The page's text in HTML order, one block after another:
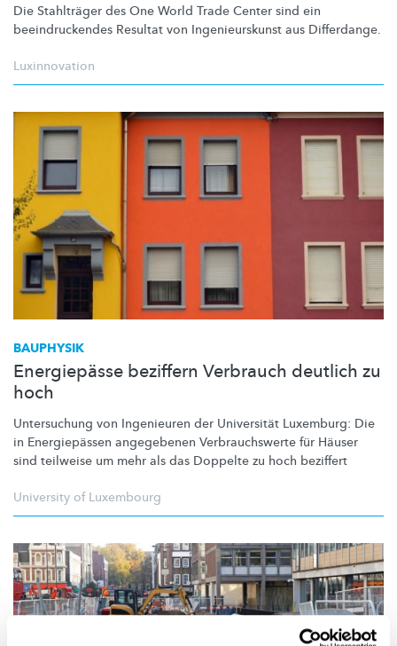
Die Stahlträger des One World Trade Center sind ein
beeindruckendes Resultat von Ingenieurskunst aus Differdange.
Luxinnovation
BAUPHYSIK
Energiepässe beziffern Verbrauch deutlich zu
hoch
Untersuchung von Ingenieuren der Universität Luxemburg: Die
in Energiepässen angegebenen Verbrauchswerte für Häuser
sind teilweise um mehr als das Doppelte zu hoch beziffert
University of Luxembourg